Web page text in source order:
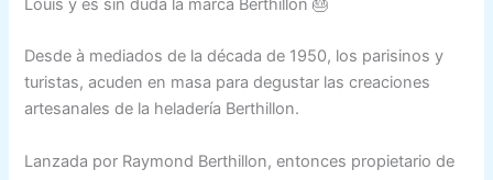
Louis y es sin duda la marca Berthillon 🎂
Desde à mediados de la década de 1950, los parisinos y
turistas, acuden en masa para degustar las creaciones
artesanales de la heladería Berthillon.
Lanzada por Raymond Berthillon, entonces propietario de